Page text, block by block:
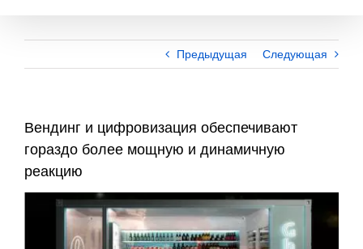
Предыдущая Следующая
Вендинг и цифровизация обеспечивают
гораздо более мощную и динамичную
реакцию